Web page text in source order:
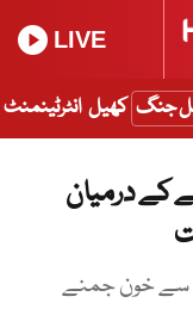
LIVE
جنگ کھیل انٹرٹینمنٹ
کے درمیان
سے خون جمنے